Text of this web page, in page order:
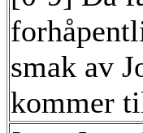
smak av
kommer